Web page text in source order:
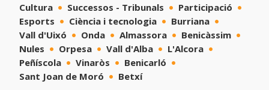
Cultura
Successos - Tribunals
Participació
Esports
Ciència i tecnologia
Burriana
Vall d'Uixó
Onda Almassora
Benicàssim
Nules
Orpesa Vall d'Alba
L'Alcora
Peñíscola
Vinaròs
Benicarló
Sant Joan de Moró
Betxí